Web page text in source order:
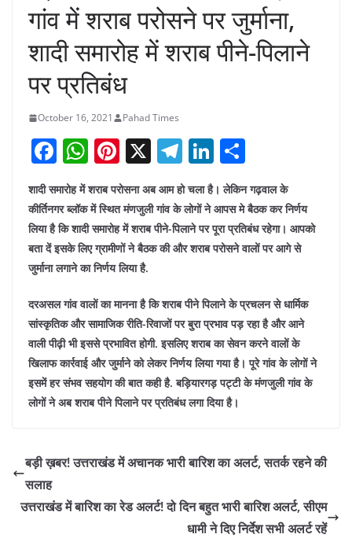
गांव में शराब परोसने पर जुर्माना,
शादी समारोह में शराब पीने-पिलाने
पर प्रतिबंध
October 16, 2021 Pahad Times
F
a
c
e
b
o
o
k
W
at
s
A
p
p
Pi
nt
er
e
st
X T
el
e
gr
a
Li
n
k
e
dI
ar
e
शादी समारोह में शराब परोसना अब आम हो चला है। लेकिन गढ़वाल के
कीर्तिनगर ब्लॉक में स्थित मंणजुली गांव के लोगों ने आपस मे बैठक कर निर्णय
लिया है कि शादी समारोह में शराब पीने-पिलाने पर पूरा प्रतिबंध रहेगा। आपको
बता दें इसके लिए ग्रामीणों ने बैठक की और शराब परोसने वालों पर आगे से
जुर्माना लगाने का निर्णय लिया है.
दरअसल गांव वालों का मानना है कि शराब पीने पिलाने के प्रचलन से धार्मिक
सांस्कृतिक और सामाजिक रीति-रिवाजों पर बुरा प्रभाव पड़ रहा है और आने
वाली पीढ़ी भी इससे प्रभावित होगी. इसलिए शराब का सेवन करने वालों के
खिलाफ कार्रवाई और जुर्माने को लेकर निर्णय लिया गया है। पूरे गांव के लोगों ने
इसमें हर संभव सहयोग की बात कही है. बड़ियारगड़ पट्टी के मंणजुली गांव के
लोगों ने अब शराब पीने पिलाने पर प्रतिबंध लगा दिया है।
बड़ी ख़बर! उत्तराखंड में अचानक भारी बारिश का अलर्ट, सतर्क रहने की
सलाह
उत्तराखंड में बारिश का रेड अलर्ट! दो दिन बहुत भारी बारिश अलर्ट, सीएम
धामी ने दिए निर्देश सभी अलर्ट रहें